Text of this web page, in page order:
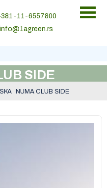
11-6557800
info@1agreen.rs
SIDE
NUMA CLUB SIDE